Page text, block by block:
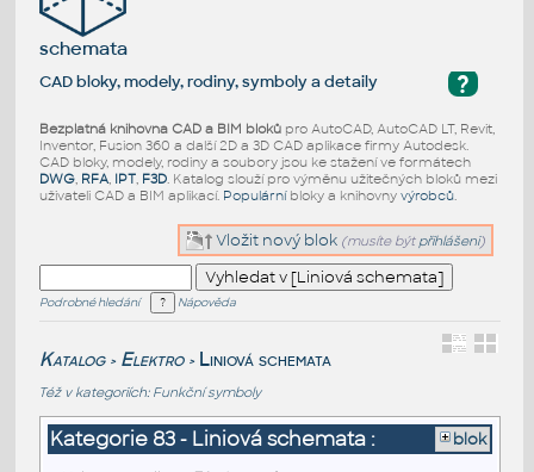
schemata
?
CAD bloky, modely, rodiny, symboly a detaily
Bezplatná knihovna CAD a BIM blokůpro AutoCAD, AutoCAD LT, Revit,
Inventor, Fusion 360 a další 2D a 3D CAD aplikace firmy Autodesk.
CAD bloky, modely, rodiny a soubory jsou ke stažení ve formátech
DWG, RFA, IPT, F3D. Katalog slouží pro výměnu užitečných bloků mezi
uživateli CAD a BIM aplikací. Populárníbloky a knihovny výrobců.
Vložit nový blok (musíte být přihlášeni)
Podrobné hledání Nápověda
Katalog > Elektro > Liniová schemata
Též v kategoriích: Funkční symboly
Kategorie 83 - Liniová schemata : blok